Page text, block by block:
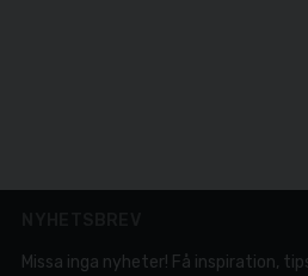
Missa inga nyheter! Få inspiration,